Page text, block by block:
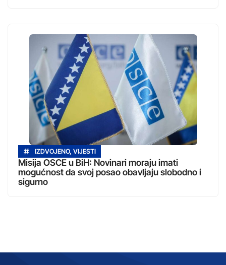
IZDVOJENO, VIJESTI
Misija OSCE u BiH: Novinari moraju imati
mogućnost da svoj posao obavljaju slobodno i
sigurno